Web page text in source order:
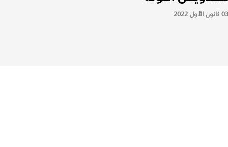
03 كانون الأول 2022